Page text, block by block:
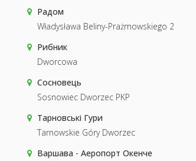
Радом
Władysława Beliny-Prażmowskiego 2
Рибник
Dworcowa
Сосновець
Sosnowiec Dworzec PKP
Тарновські Гури
Tarnowskie Góry Dworzec
Варшава - Аеропорт Окенче